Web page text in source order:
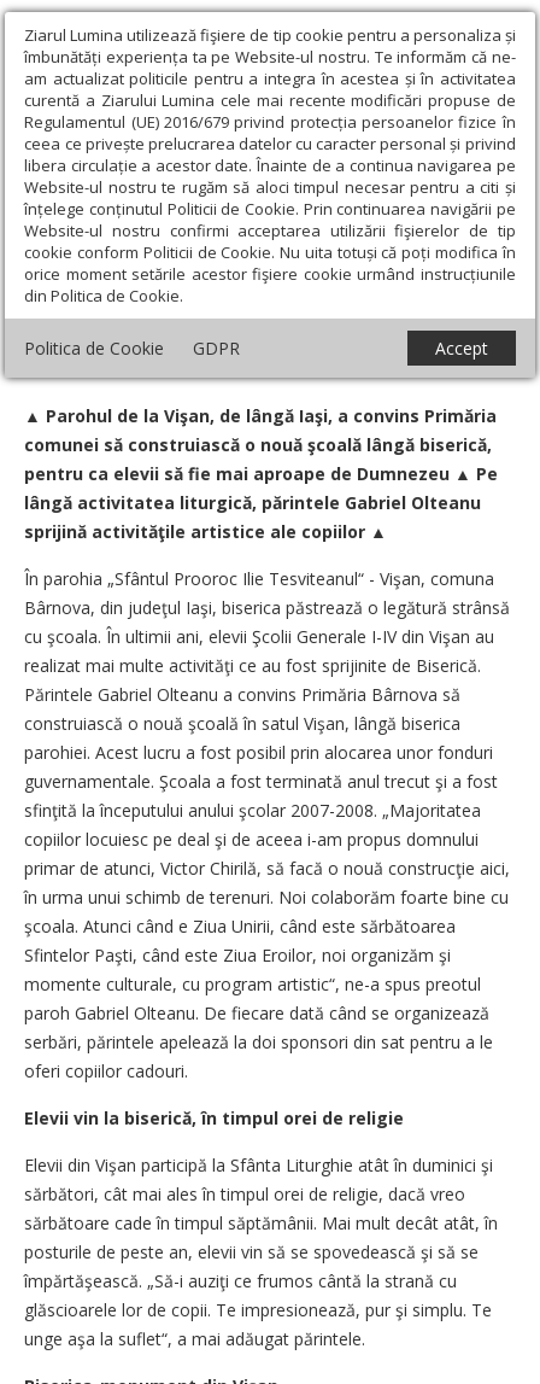
Ziarul Lumina utilizează fişiere de tip cookie pentru a personaliza și
îmbunătăți experiența ta pe Website-ul nostru. Te informăm că ne-
am actualizat politicile pentru a integra în acestea și în activitatea
curentă a Ziarului Lumina cele mai recente modificări propuse de
Regulamentul (UE) 2016/679 privind protecția persoanelor fizice în
ceea ce privește prelucrarea datelor cu caracter personal și privind
libera circulație a acestor date. Înainte de a continua navigarea pe
Website-ul nostru te rugăm să aloci timpul necesar pentru a citi și
înțelege conținutul Politicii de Cookie. Prin continuarea navigării pe
Website-ul nostru confirmi acceptarea utilizării fişierelor de tip
cookie conform Politicii de Cookie. Nu uita totuși că poți modifica în
orice moment setările acestor fişiere cookie urmând instrucțiunile
din Politica de Cookie.
Politica de Cookie GDPR Accept
Ziarul Lumina › Actualitate religioasă › Știri › Conlucrare între
biserică şi şcoală, în parohia Vişan
Conlucrare între biserică şi şcoală, în
parohia Vişan
Un articol de:Constantin Ciofu
▲ Parohul de la Vişan, de lângă Iaşi, a convins Primăria
comunei să construiască o nouă şcoală lângă biserică,
pentru ca elevii să fie mai aproape de Dumnezeu ▲ Pe
lângă activitatea liturgică, părintele Gabriel Olteanu
sprijină activităţile artistice ale copiilor ▲
În parohia „Sfântul Prooroc Ilie Tesviteanul“ - Vişan, comuna
Bârnova, din judeţul Iaşi, biserica păstrează o legătură strânsă
cu şcoala. În ultimii ani, elevii Şcolii Generale I-IV din Vişan au
realizat mai multe activităţi ce au fost sprijinite de Biserică.
Părintele Gabriel Olteanu a convins Primăria Bârnova să
construiască o nouă şcoală în satul Vişan, lângă biserica
parohiei. Acest lucru a fost posibil prin alocarea unor fonduri
guvernamentale. Şcoala a fost terminată anul trecut şi a fost
sfinţită la începutului anului şcolar 2007-2008. „Majoritatea
copiilor locuiesc pe deal şi de aceea i-am propus domnului
primar de atunci, Victor Chirilă, să facă o nouă construcţie aici,
în urma unui schimb de terenuri. Noi colaborăm foarte bine cu
şcoala. Atunci când e Ziua Unirii, când este sărbătoarea
Sfintelor Paşti, când este Ziua Eroilor, noi organizăm şi
momente culturale, cu program artistic“, ne-a spus preotul
paroh Gabriel Olteanu. De fiecare dată când se organizează
serbări, părintele apelează la doi sponsori din sat pentru a le
oferi copiilor cadouri.
Elevii vin la biserică, în timpul orei de religie
Elevii din Vişan participă la Sfânta Liturghie atât în duminici şi
sărbători, cât mai ales în timpul orei de religie, dacă vreo
sărbătoare cade în timpul săptămânii. Mai mult decât atât, în
posturile de peste an, elevii vin să se spovedească şi să se
împărtăşească. „Să-i auziţi ce frumos cântă la strană cu
glăscioarele lor de copii. Te impresionează, pur şi simplu. Te
unge aşa la suflet“, a mai adăugat părintele.